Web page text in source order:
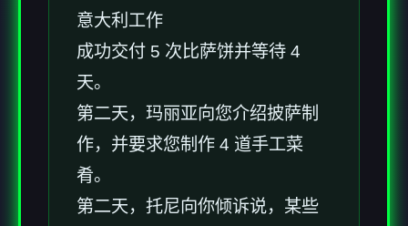
意大利工作
成功交付 5 次比萨饼并等待 4
天。
第二天，玛丽亚向您介绍披萨制
作，并要求您制作 4 道手工菜
肴。
第二天，托尼向你倾诉说，某些